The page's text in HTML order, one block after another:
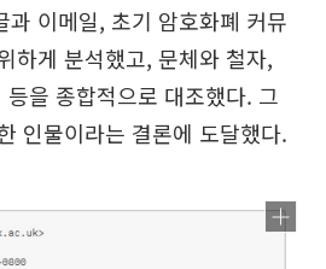
과 이메일, 초기 암호화폐 커뮤
하게 분석했고, 문체와 철자,
을 종합적으로 대조했다. 그
인물이라는 결론에 도달했다.